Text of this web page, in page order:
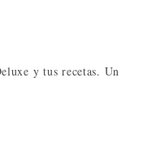
y tus recetas. Un